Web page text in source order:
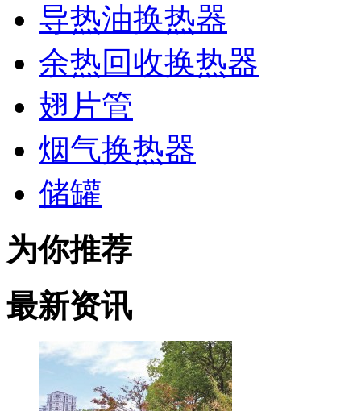
导热油换热器
余热回收换热器
翅片管
烟气换热器
储罐
为你推荐
最新资讯